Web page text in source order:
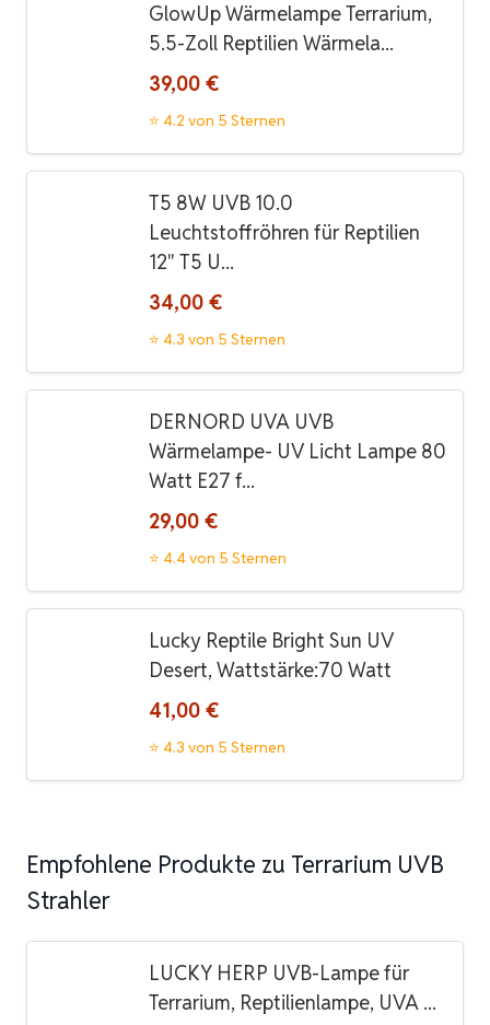
GlowUp Wärmelampe Terrarium,
5.5-Zoll Reptilien Wärmela...
39,00 €
⭐ 4.2 von 5 Sternen
T5 8W UVB 10.0
Leuchtstoffröhren für Reptilien
12" T5 U...
34,00 €
⭐ 4.3 von 5 Sternen
DERNORD UVA UVB
Wärmelampe- UV Licht Lampe 80
Watt E27 f...
29,00 €
⭐ 4.4 von 5 Sternen
Lucky Reptile Bright Sun UV
Desert, Wattstärke:70 Watt
41,00 €
⭐ 4.3 von 5 Sternen
Empfohlene Produkte zu Terrarium UVB
Strahler
LUCKY HERP UVB-Lampe für
Terrarium, Reptilienlampe, UVA ...